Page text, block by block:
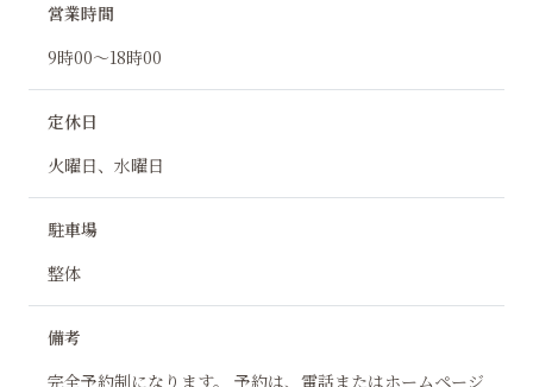
営業時間
9時00〜18時00
定休日
火曜日、水曜日
駐車場
整体
備考
完全予約制になります。 予約は、電話またはホームページ